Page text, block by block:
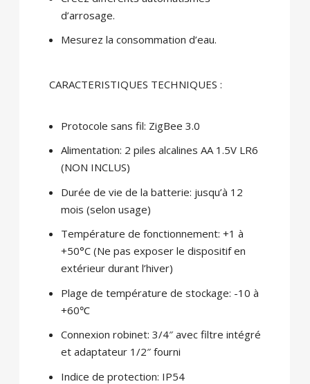
d’arrosage.
Mesurez la consommation d’eau.
CARACTERISTIQUES TECHNIQUES :
Protocole sans fil: ZigBee 3.0
Alimentation: 2 piles alcalines AA 1.5V LR6
(NON INCLUS)
Durée de vie de la batterie: jusqu’à 12
mois (selon usage)
Température de fonctionnement: +1 à
+50°C (Ne pas exposer le dispositif en
extérieur durant l’hiver)
Plage de température de stockage: -10 à
+60℃
Connexion robinet: 3/4″ avec filtre intégré
et adaptateur 1/2″ fourni
Indice de protection: IP54